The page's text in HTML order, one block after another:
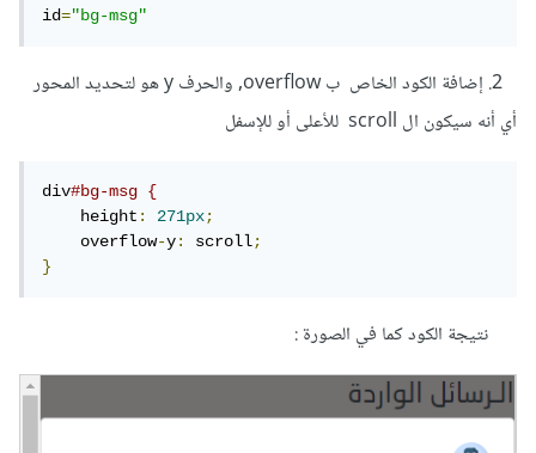
id="bg-msg"
2. إضافة الكود الخاص ب overflow, والحرف y هو لتحديد المحور
أي أنه سيكون ال scroll للأعلى أو للإسفل
div#bg-msg {
    height
: 271px;
    overflow
-y: scroll;
}
نتيجة الكود كما في الصورة :